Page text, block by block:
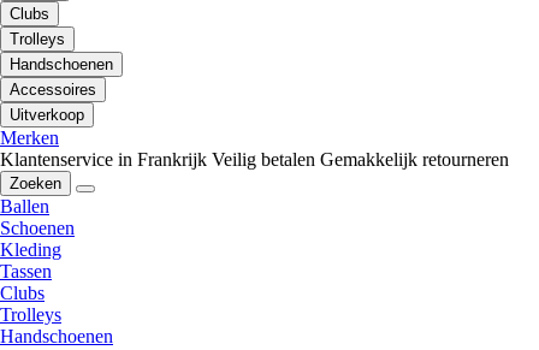
Clubs
Trolleys
Handschoenen
Accessoires
Uitverkoop
Merken
Klantenservice in Frankrijk Veilig betalen Gemakkelijk retourneren
Zoeken
Ballen
Schoenen
Kleding
Tassen
Clubs
Trolleys
Handschoenen